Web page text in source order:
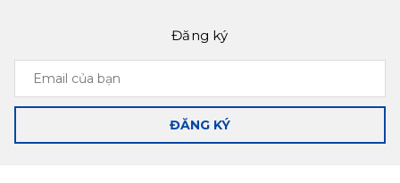
Đăng ký
Email
của
bạn
ĐĂNG KÝ